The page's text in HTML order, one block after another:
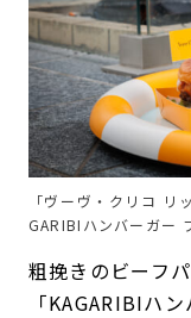
「ヴーヴ・クリコ リ
GARIBIハンバーガー
粗挽きのビーフ
「KAGARIBIハ